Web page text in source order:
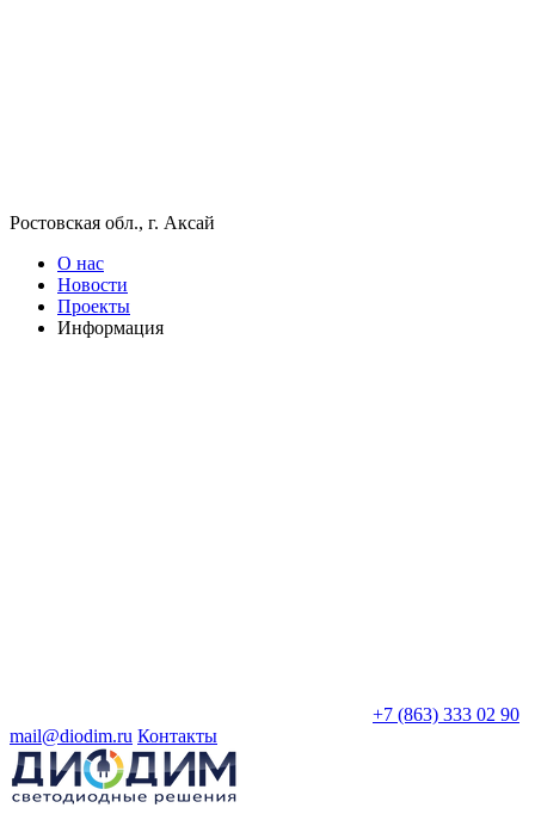
Ростовская обл., г. Аксай
О нас
Новости
Проекты
Информация
+7 (863) 333 02 90
mail@diodim.ru Контакты